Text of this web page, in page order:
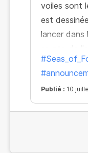
voiles sont
est
lancer dans
crypto de
Publié : 10